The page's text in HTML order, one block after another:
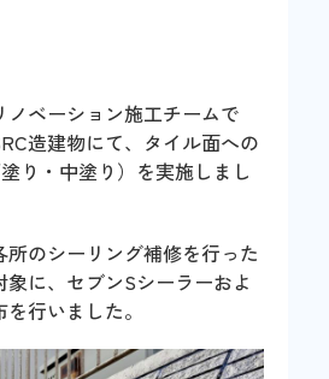
ベーション施工チームで
造建物にて、タイル面への
り・中塗り）を実施しまし
のシーリング補修を行った
に、セブンSシーラーおよ
行いました。